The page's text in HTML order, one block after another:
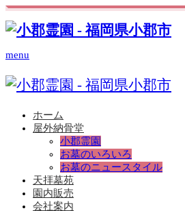
menu
ホーム
屋外納骨堂
小郡霊園
お墓のいろいろ
お墓のニュースタイル
天拝墓苑
園内販売
会社案内